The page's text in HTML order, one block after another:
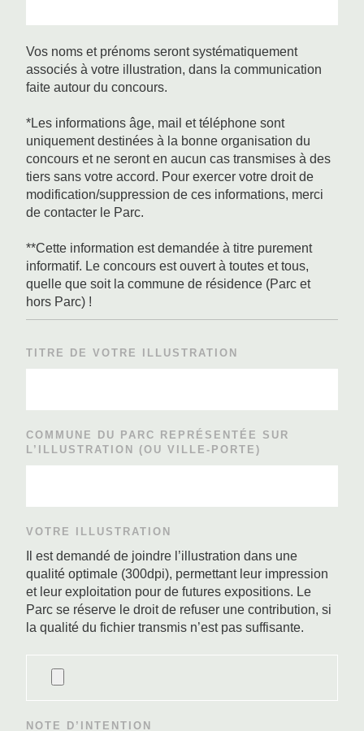
Vos noms et prénoms seront systématiquement
associés à votre illustration, dans la communication
faite autour du concours.
*Les informations âge, mail et téléphone sont
uniquement destinées à la bonne organisation du
concours et ne seront en aucun cas transmises à des
tiers sans votre accord. Pour exercer votre droit de
modification/suppression de ces informations, merci
de contacter le Parc.
**Cette information est demandée à titre purement
informatif. Le concours est ouvert à toutes et tous,
quelle que soit la commune de résidence (Parc et
hors Parc) !
TITRE DE VOTRE ILLUSTRATION
COMMUNE DU PARC REPRÉSENTÉE SUR
L’ILLUSTRATION (OU VILLE-PORTE)
VOTRE ILLUSTRATION
Il est demandé de joindre l’illustration dans une
qualité optimale (300dpi), permettant leur impression
et leur exploitation pour de futures expositions. Le
Parc se réserve le droit de refuser une contribution, si
la qualité du fichier transmis n’est pas suffisante.
NOTE D’INTENTION